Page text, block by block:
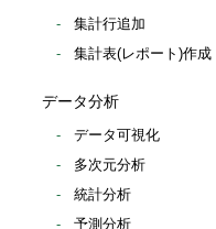
集計行追加
集計表(レポート)作成
データ分析
データ可視化
多次元分析
統計分析
予測分析